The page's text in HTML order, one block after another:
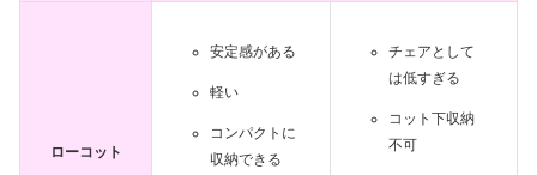
ローコット
安定感がある
軽い
コンパクトに
収納できる
チェアとして
は低すぎる
コット下収納
不可